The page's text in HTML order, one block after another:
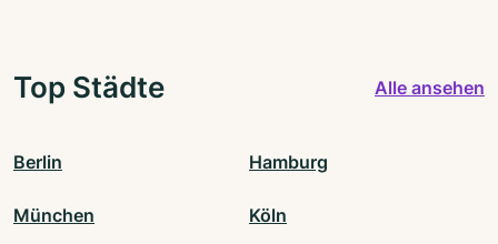
Top Städte Alle ansehen
Berlin Hamburg
München Köln